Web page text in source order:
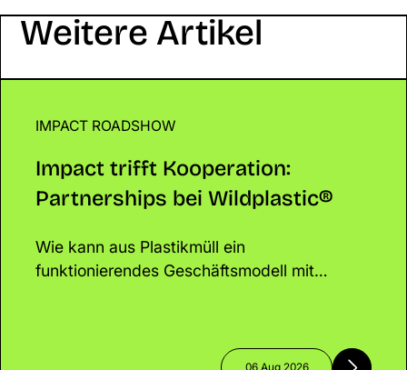
Weitere Artikel
IMPACT ROADSHOW
Impact trifft Kooperation:
Partnerships bei Wildplastic®
Wie kann aus Plastikmüll ein
funktionierendes Geschäftsmodell mit
sprach über Kreislaufwirtschaft, nachhaltige
06 Aug 2026
Impact trifft Kooperation: Partnerships bei